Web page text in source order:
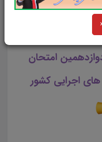
امتحان
اجرایی کشور